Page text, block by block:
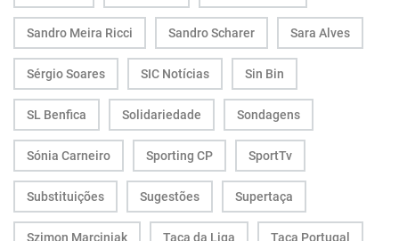
Sandro Meira Ricci Sandro Scharer Sara Alves
Sérgio Soares SIC Notícias Sin Bin
SL Benfica Solidariedade Sondagens
Sónia Carneiro Sporting CP SportTv
Substituições Sugestões Supertaça
Szimon Marciniak Taça da Liga Taça Portugal